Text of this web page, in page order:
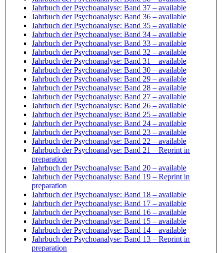
Jahrbuch der Psychoanalyse: Band 37 – available
Jahrbuch der Psychoanalyse: Band 36 – available
Jahrbuch der Psychoanalyse: Band 35 – available
Jahrbuch der Psychoanalyse: Band 34 – available
Jahrbuch der Psychoanalyse: Band 33 – available
Jahrbuch der Psychoanalyse: Band 32 – available
Jahrbuch der Psychoanalyse: Band 31 – available
Jahrbuch der Psychoanalyse: Band 30 – available
Jahrbuch der Psychoanalyse: Band 29 – available
Jahrbuch der Psychoanalyse: Band 28 – available
Jahrbuch der Psychoanalyse: Band 27 – available
Jahrbuch der Psychoanalyse: Band 26 – available
Jahrbuch der Psychoanalyse: Band 25 – available
Jahrbuch der Psychoanalyse: Band 24 – available
Jahrbuch der Psychoanalyse: Band 23 – available
Jahrbuch der Psychoanalyse: Band 22 – available
Jahrbuch der Psychoanalyse: Band 21 – Reprint in
preparation
Jahrbuch der Psychoanalyse: Band 20 – available
Jahrbuch der Psychoanalyse: Band 19 – Reprint in
preparation
Jahrbuch der Psychoanalyse: Band 18 – available
Jahrbuch der Psychoanalyse: Band 17 – available
Jahrbuch der Psychoanalyse: Band 16 – available
Jahrbuch der Psychoanalyse: Band 15 – available
Jahrbuch der Psychoanalyse: Band 14 – available
Jahrbuch der Psychoanalyse: Band 13 – Reprint in
preparation